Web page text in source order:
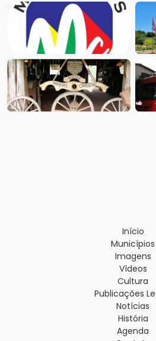
Início
Municípios
Imagens
Vídeos
Cultura
Publicações
Notícias
História
Agenda